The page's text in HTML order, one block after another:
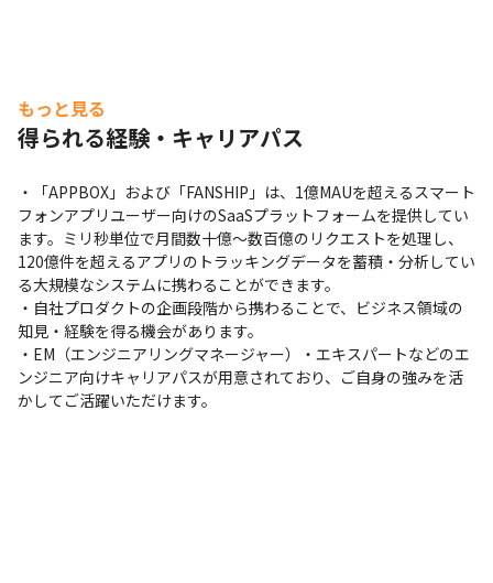
もっと見る
得られる経験・キャリアパス
・「APPBOX」および「FANSHIP」は、1億MAUを超えるスマート
フォンアプリユーザー向けのSaaSプラットフォームを提供してい
ます。ミリ秒単位で月間数十億～数百億のリクエストを処理し、
120億件を超えるアプリのトラッキングデータを蓄積・分析してい
る大規模なシステムに携わることができます。
・自社プロダクトの企画段階から携わることで、ビジネス領域の
知見・経験を得る機会があります。
・EM（エンジニアリングマネージャー）・エキスパートなどのエ
ンジニア向けキャリアパスが用意されており、ご自身の強みを活
かしてご活躍いただけます。